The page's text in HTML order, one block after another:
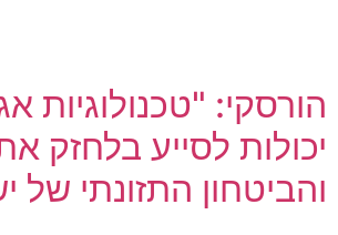
הורסקי: "טכנולוגיות
יכולות לסייע בלחזק
והביטחון התזונתי של